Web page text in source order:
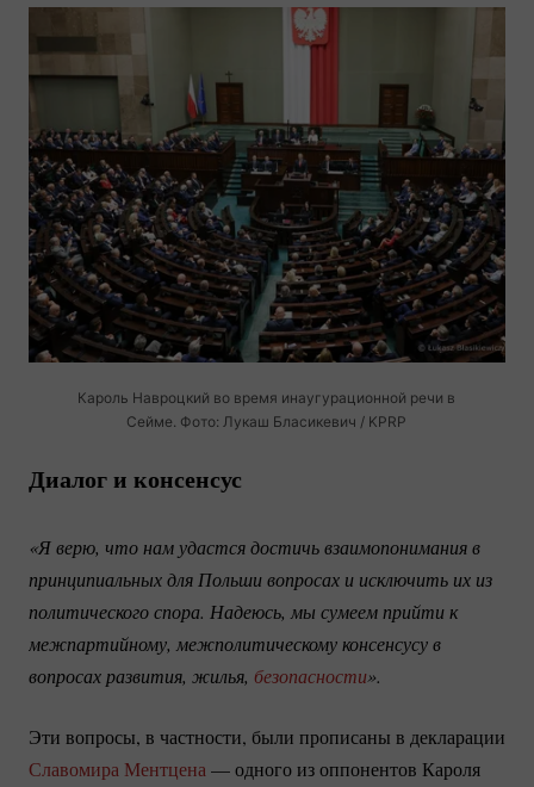
Кароль Навроцкий во время инаугурационной речи в
Сейме. Фото: Лукаш Бласикевич / KPRP
Диалог и консенсус
«Я верю, что нам удастся достичь взаимопонимания в
принципиальных для Польши вопросах и исключить их из
политического спора. Надеюсь, мы сумеем прийти к
межпартийному, межполитическому консенсусу в
вопросах развития, жилья, безопасности».
Эти вопросы, в частности, были прописаны в декларации
Славомира Ментцена — одного из оппонентов Кароля